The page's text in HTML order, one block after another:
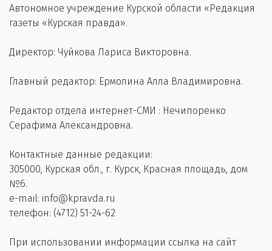
Автономное учреждение Курской области «Редакция
газеты «Курская правда».
Директор: Чуйкова Лариса Викторовна.
Главный редактор: Ермолина Алла Владимировна.
Редактор отдела интернет-СМИ : Нечипоренко
Серафима Александровна.
Контактные данные редакции:
305000, Курская обл., г. Курск, Красная площадь, дом
№6.
e-mail: info@kpravda.ru
телефон: (4712) 51-24-62
При использовании информации ссылка на сайт